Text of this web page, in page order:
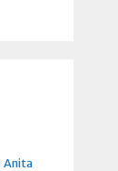
Anita